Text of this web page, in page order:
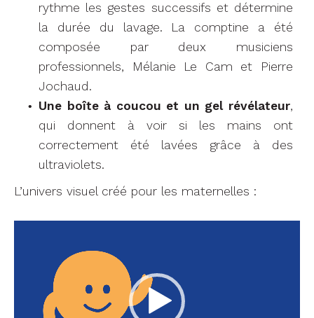
rythme les gestes successifs et détermine
la durée du lavage. La comptine a été
composée par deux musiciens
professionnels, Mélanie Le Cam et Pierre
Jochaud.
Une boîte à coucou et un gel révélateur,
qui donnent à voir si les mains ont
correctement été lavées grâce à des
ultraviolets.
L’univers visuel créé pour les maternelles :